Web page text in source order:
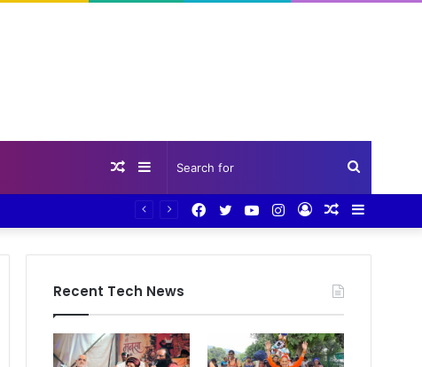
Search
for
Sidebar
Random
Sidebar
Random
Log
Instagram
YouTube
Twitter
Facebook
Recent Tech News